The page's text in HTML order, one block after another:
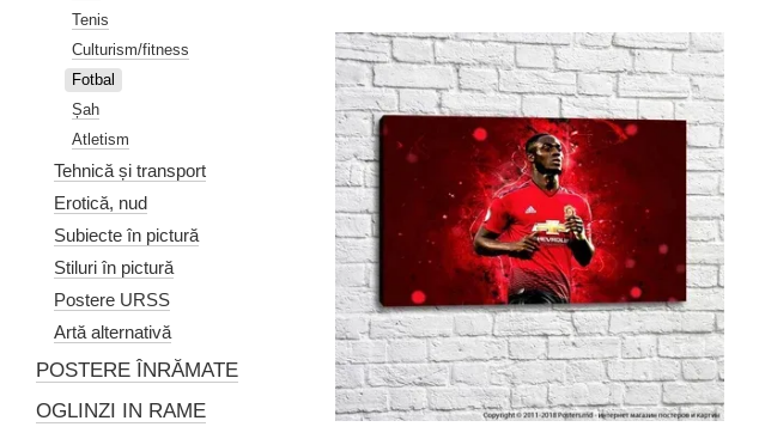
Tenis
Culturism/fitness
Fotbal
Șah
Atletism
Tehnică și transport
Erotică, nud
Subiecte în pictură
Stiluri în pictură
Postere URSS
Artă alternativă
POSTERE ÎNRĂMATE
OGLINZI IN RAME